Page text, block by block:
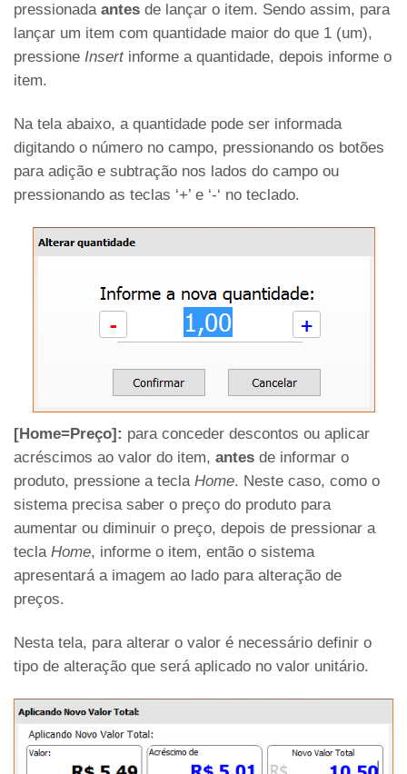
pressionada antes de lançar o item. Sendo assim, para
lançar um item com quantidade maior do que 1 (um),
pressione Insertinforme a quantidade, depois informe o
item.
Na tela abaixo, a quantidade pode ser informada
digitando o número no campo, pressionando os botões
para adição e subtração nos lados do campo ou
pressionando as teclas ‘+’ e ‘-‘ no teclado.
[Home=Preço]: para conceder descontos ou aplicar
acréscimos ao valor do item, antes de informar o
produto, pressione a tecla Home. Neste caso, como o
sistema precisa saber o preço do produto para
aumentar ou diminuir o preço, depois de pressionar a
tecla Home, informe o item, então o sistema
apresentará a imagem ao lado para alteração de
preços.
Nesta tela, para alterar o valor é necessário definir o
tipo de alteração que será aplicado no valor unitário.